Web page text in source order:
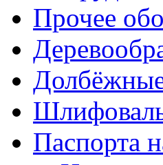
Прочее
Паспорта